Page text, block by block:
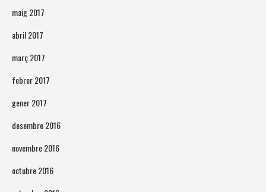
maig 2017
abril 2017
març 2017
febrer 2017
gener 2017
desembre 2016
novembre 2016
octubre 2016